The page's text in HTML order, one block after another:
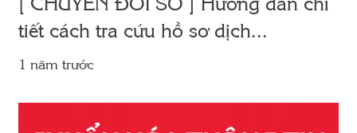
[ CHUYỂN ĐỔI SỐ ] Hướng dẫn chi
tiết cách tra cứu hồ sơ dịch...
1 năm trước